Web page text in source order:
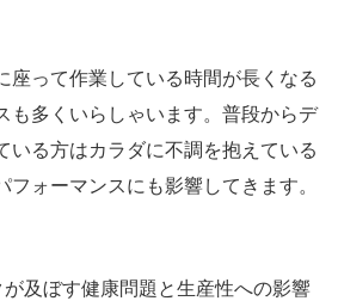
座って作業している時間が長くなる
も多くいらしゃいます。普段からデ
いる方はカラダに不調を抱えている
フォーマンスにも影響してきます。
及ぼす健康問題と生産性への影響